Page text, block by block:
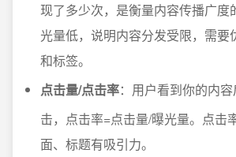
现了多少次，是衡量内容传播广度
光量低，说明内容分发受限，需要
和标签。
点击量/点击率：用户看到你的内
击，点击率=点击量/曝光量。点击
面、标题有吸引力。